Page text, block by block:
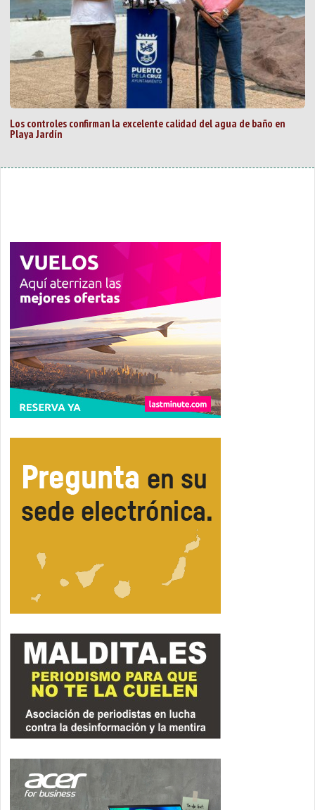
Los controles confirman la excelente calidad del agua de baño en
Playa Jardín